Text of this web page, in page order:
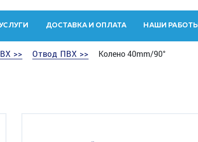
ДОСТАВКА И ОПЛАТА НАШИ РАБОТЫ
>> Отвод ПВХ >> Колено 40mm/90°